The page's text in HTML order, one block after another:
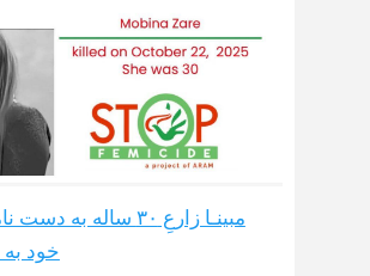
مبینـا زارعِ ۳۰ ساله
خود